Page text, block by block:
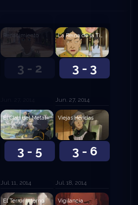
3 - 2
Renacimiento
3 - 3
Jun. 27, 2014
3 - 5
El Clan del Metal
Jul. 11, 2014
3 - 6
Viejas Heridas
Jul. 18, 2014
El Terror Interno Vigilancia